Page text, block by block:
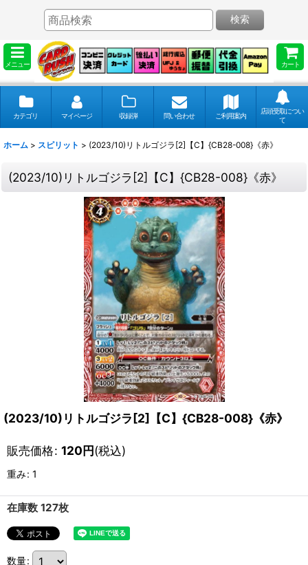
メニュー カート
検索
カテゴリ マイページ 収録弾 問い合わせ ご利用案内
店頭受取につい
て
ホーム > スピリット > (2023/10)リトルゴジラ[2]【C】{CB28-008}《赤》
(2023/10)リトルゴジラ[2]【C】{CB28-008}《赤》
(2023/10)リトルゴジラ[2]【C】{CB28-008}《赤》
販売価格: 120円(税込)
重み: 1
在庫数 127枚
数量: